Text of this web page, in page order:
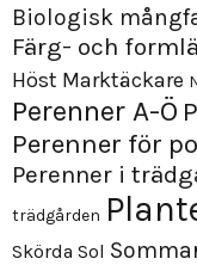
Biologisk
Färg- och
Höst Marktäckare
Perenner A-Ö
Perenner för
Perenner i
trädgården
Skörda Sol